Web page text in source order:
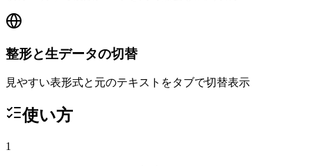
整形と生データの切替
見やすい表形式と元のテキストをタブで切替表示
使い方
1